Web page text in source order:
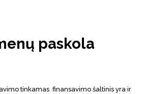
paskola
tinkamas finansavimo šaltinis yra ir